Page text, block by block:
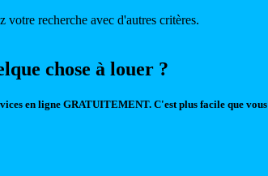
recherche avec d'autres critères.
chose à louer ?
en ligne GRATUITEMENT. C'est plus facile que